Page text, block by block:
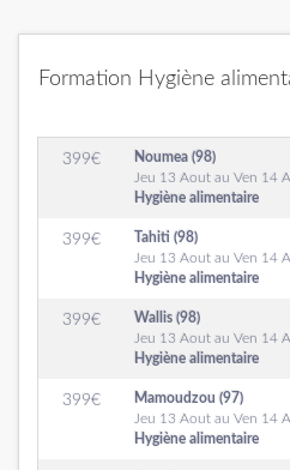
Formation Hygiène
399€
Noumea (98)
Jeu 13 Aout au Ven 14
Hygiène alimentaire
399€
Tahiti (98)
Jeu 13 Aout au Ven 14
Hygiène alimentaire
399€
Wallis (98)
Jeu 13 Aout au Ven 14
Hygiène alimentaire
399€
Mamoudzou (97)
Jeu 13 Aout au Ven 14
Hygiène alimentaire